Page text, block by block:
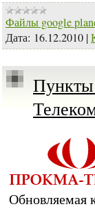
Файлы google
Дата: 16.12.2010 |
Обновляемая